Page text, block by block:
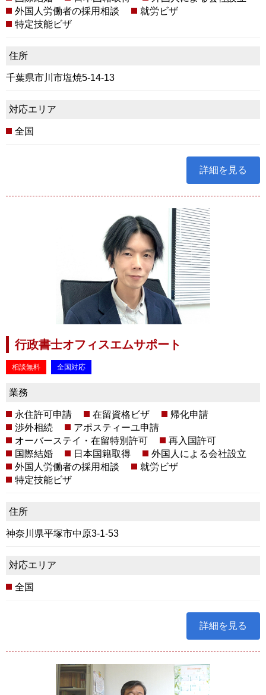
外国人労働者の採用相談
就労ビザ
特定技能ビザ
住所
千葉県市川市塩焼5-14-13
対応エリア
全国
詳細を見る
行政書士オフィスエムサポート
相談無料 全国対応
業務
永住許可申請 在留資格ビザ
帰化申請
渉外相続
アポスティーユ申請
オーバーステイ・在留特別許可
再入国許可
国際結婚
日本国籍取得
外国人による会社設立
外国人労働者の採用相談
就労ビザ
特定技能ビザ
住所
神奈川県平塚市中原3-1-53
対応エリア
全国
詳細を見る